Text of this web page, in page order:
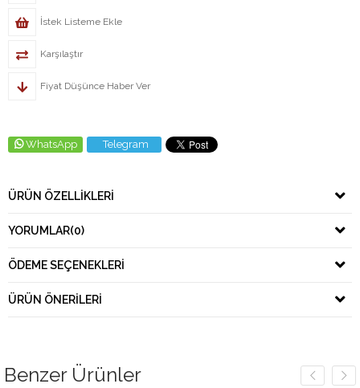
İstek Listeme Ekle
Karşılaştır
Fiyat Düşünce Haber Ver
WhatsApp Telegram
ÜRÜN ÖZELLIKLERI
YORUMLAR(0)
ÖDEME SEÇENEKLERI
ÜRÜN ÖNERILERI
Benzer Ürünler